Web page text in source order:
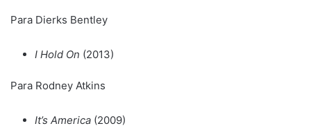
Para Dierks Bentley
I Hold On (2013)
Para Rodney Atkins
It’s America (2009)